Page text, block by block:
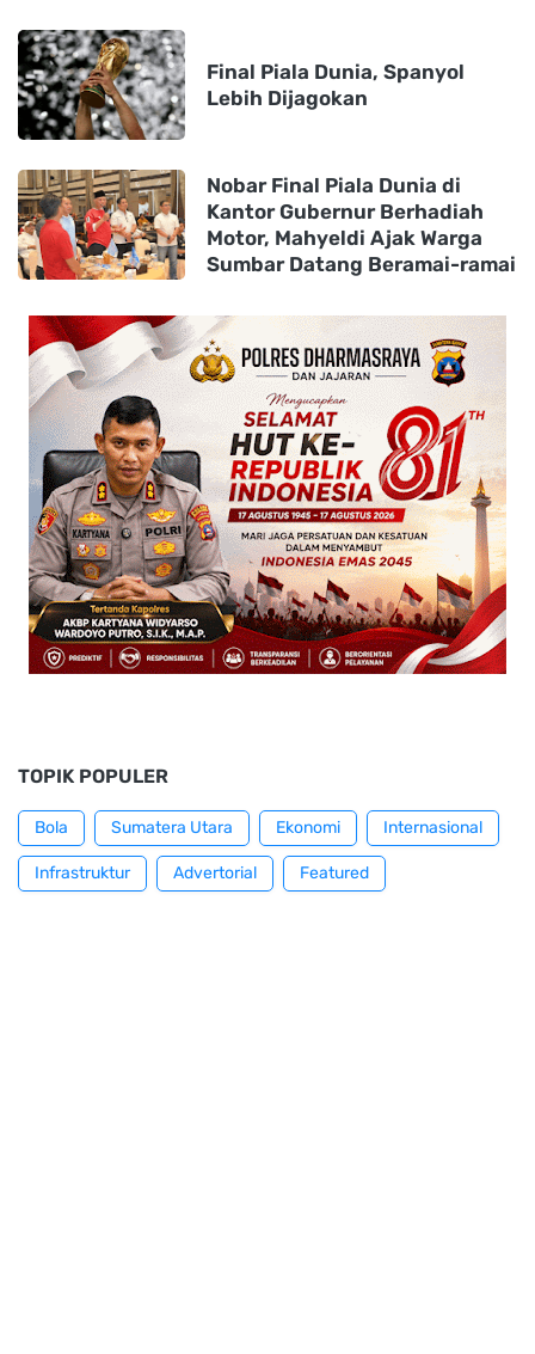
Final Piala Dunia, Spanyol
Lebih Dijagokan
Nobar Final Piala Dunia di
Kantor Gubernur Berhadiah
Motor, Mahyeldi Ajak Warga
Sumbar Datang Beramai-ramai
TOPIK POPULER
Bola Sumatera Utara Ekonomi Internasional
Infrastruktur Advertorial Featured